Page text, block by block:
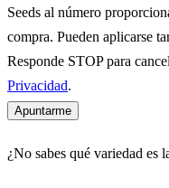
Seeds al número
compra. Pueden aplicarse
Responde STOP para
Privacidad.
Apuntarme
¿No sabes qué variedad es